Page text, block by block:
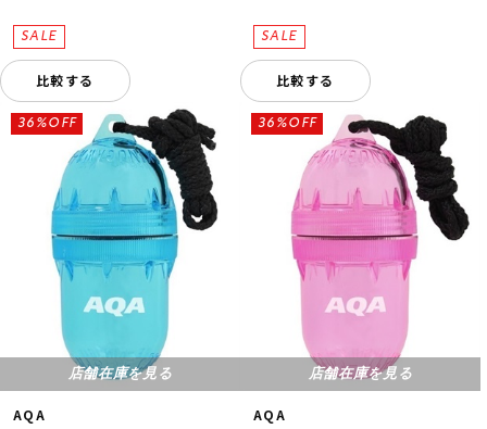
比較する 比較する
店舗在庫を見る
AQA
36%OFF
店舗在庫を見る
AQA
36%OFF